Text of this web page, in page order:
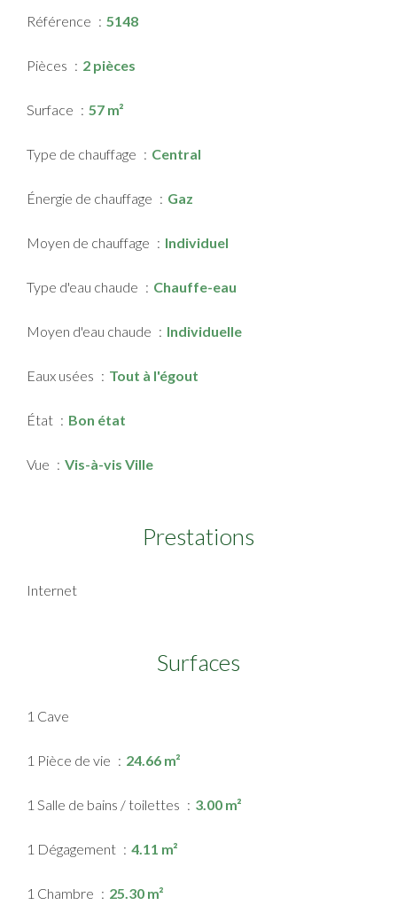
Référence 5148
Pièces 2 pièces
Surface 57 m²
Type de chauffage Central
Énergie de chauffage Gaz
Moyen de chauffage Individuel
Type d'eau chaude Chauffe-eau
Moyen d'eau chaude Individuelle
Eaux usées Tout à l'égout
État Bon état
Vue Vis-à-vis Ville
Prestations
Internet
Surfaces
1 Cave
1 Pièce de vie 24.66 m²
1 Salle de bains / toilettes 3.00 m²
1 Dégagement 4.11 m²
1 Chambre 25.30 m²